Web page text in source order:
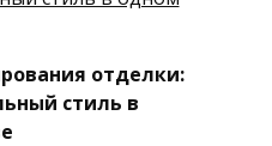
отделки:
стиль в